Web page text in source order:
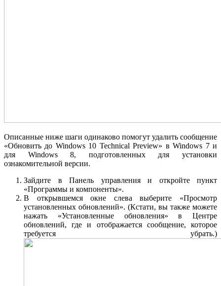
Описанные ниже шаги одинаково помогут удалить сообщение
«Обновить до Windows 10 Technical Preview» в Windows 7 и
для Windows 8, подготовленных для установки
ознакомительной версии.
Зайдите в Панель управления и откройте пункт
«Программы и компоненты».
В открывшемся окне слева выберите «Просмотр
установленных обновлений». (Кстати, вы также можете
нажать «Установленные обновления» в Центре
обновлений, где и отображается сообщение, которое
требуется убрать.)